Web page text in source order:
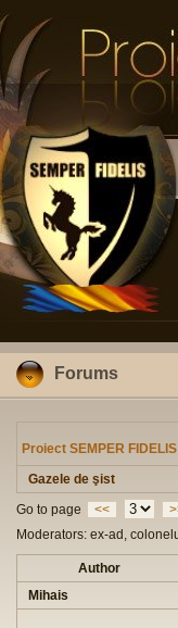
Forums
Proiect SEMPER FIDELIS
Gazele de şist
Go to page
<<
Moderators: ex-ad,
Author
Mihais